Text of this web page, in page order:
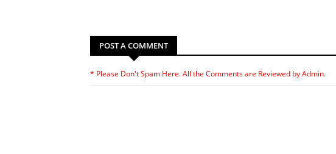
POST A COMMENT
* Please Don't Spam Here. All the Comments are Reviewed by Admin.